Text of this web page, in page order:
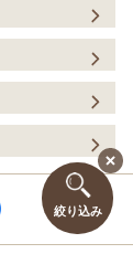
絞り込み